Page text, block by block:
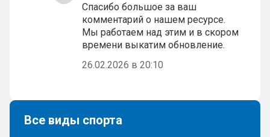
Спасибо большое за ваш
комментарий о нашем ресурсе.
Мы работаем над этим и в скором
времени выкатим обновление.
26.02.2026 в 20:10
Все виды спорта